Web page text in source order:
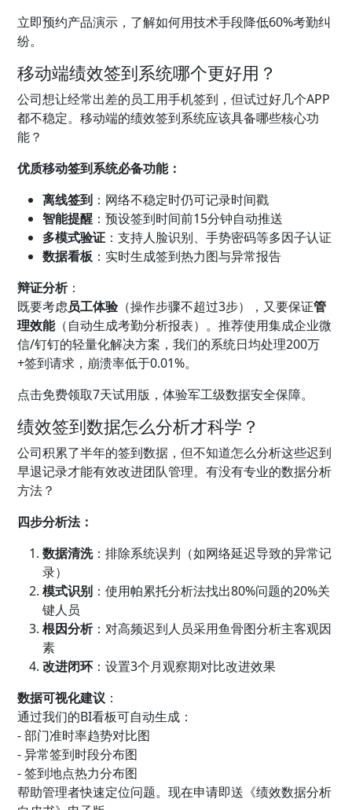
立即预约产品演示，了解如何用技术手段降低60%考勤纠
纷。
移动端绩效签到系统哪个更好用？
公司想让经常出差的员工用手机签到，但试过好几个APP
都不稳定。移动端的绩效签到系统应该具备哪些核心功
能？
优质移动签到系统必备功能：
离线签到 ：网络不稳定时仍可记录时间戳
智能提醒 ：预设签到时间前15分钟自动推送
多模式验证 ：支持人脸识别、手势密码等多因子认证
数据看板 ：实时生成签到热力图与异常报告
辩证分析：
既要考虑员工体验（操作步骤不超过3步），又要保证管
理效能（自动生成考勤分析报表）。推荐使用集成企业微
信/钉钉的轻量化解决方案，我们的系统日均处理200万
+签到请求，崩溃率低于0.01%。
点击免费领取7天试用版，体验军工级数据安全保障。
绩效签到数据怎么分析才科学？
公司积累了半年的签到数据，但不知道怎么分析这些迟到
早退记录才能有效改进团队管理。有没有专业的数据分析
方法？
四步分析法：
数据清洗：排除系统误判（如网络延迟导致的异常记
录）
模式识别 ：使用帕累托分析法找出80%问题的20%关
键人员
根因分析：对高频迟到人员采用鱼骨图分析主客观因
素
改进闭环：设置3个月观察期对比改进效果
数据可视化建议 ：
通过我们的BI看板可自动生成：
- 部门准时率趋势对比图
- 异常签到时段分布图
- 签到地点热力分布图
帮助管理者快速定位问题。现在申请即送《绩效数据分析